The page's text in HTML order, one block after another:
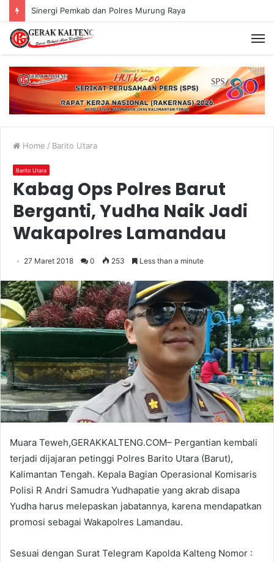
Murung Raya Menangi MTQ Korpri VIII Kalimantan Tengah
Home / Barito Utara
Barito Utara
Kabag Ops Polres Barut
Berganti, Yudha Naik Jadi
Wakapolres Lamandau
27 Maret 2018 0 253 Less than a minute
Muara Teweh,GERAKKALTENG.COM– Pergantian kembali
terjadi dijajaran petinggi Polres Barito Utara (Barut),
Kalimantan Tengah. Kepala Bagian Operasional Komisaris
Polisi R Andri Samudra Yudhapatie yang akrab disapa
Yudha harus melepaskan jabatannya, karena mendapatkan
promosi sebagai Wakapolres Lamandau.
Sesuai dengan Surat Telegram Kapolda Kalteng Nomor :